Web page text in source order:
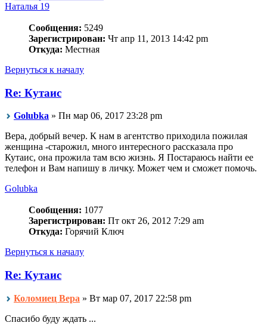
Наталья 19
Сообщения: 5249
Зарегистрирован: Чт апр 11, 2013 14:42 pm
Откуда: Местная
Вернуться к началу
Re: Кутаис
Golubka » Пн мар 06, 2017 23:28 pm
Вера, добрый вечер. К нам в агентство приходила пожилая
женщина -старожил, много интересного рассказала про
Кутаис, она прожила там всю жизнь. Я Постараюсь найти ее
телефон и Вам напишу в личку. Может чем и сможет помочь.
Golubka
Сообщения: 1077
Зарегистрирован: Пт окт 26, 2012 7:29 am
Откуда: Горячий Ключ
Вернуться к началу
Re: Кутаис
Коломиец Вера » Вт мар 07, 2017 22:58 pm
Спасибо буду ждать ...